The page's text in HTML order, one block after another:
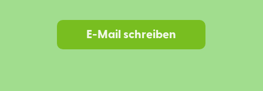
E-Mail schreiben